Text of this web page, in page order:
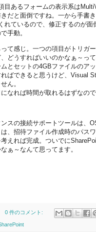
目あるフォームの表示系は
だと面倒ですね。一から手書
れているので、修正するのが
手動。
て感じ。一つの項目がトリガ
どうすればいいのかなぁ～って
とセットの4GBファイルのア
ばできると思うけど、Visual
ん。
なれば時間が取れるはずなの
ンスの接続サポートツールは、
、招待ファイル作成時のパス
えれば完成。ついでに
ぁ～なんて思ってます。
0 件のコメント: